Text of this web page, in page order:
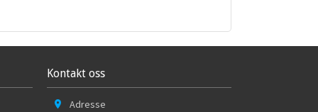
Kontakt oss
Adresse